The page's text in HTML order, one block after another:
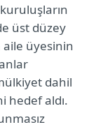
üst düzey
üyesinin
dahil
hedef aldı.